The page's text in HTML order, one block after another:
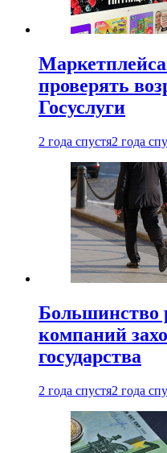
проверять
Госуслуги
2 года спустя2 года
Большинство
компаний
государства
2 года спустя2 года